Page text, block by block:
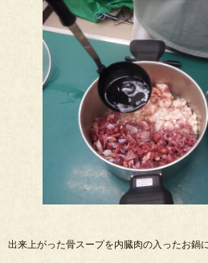
出来上がった骨スープを内臓肉の入ったお鍋